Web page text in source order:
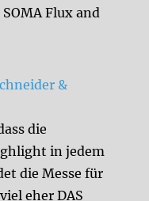
Flux and
&
die
in jedem
die Messe für
eher DAS